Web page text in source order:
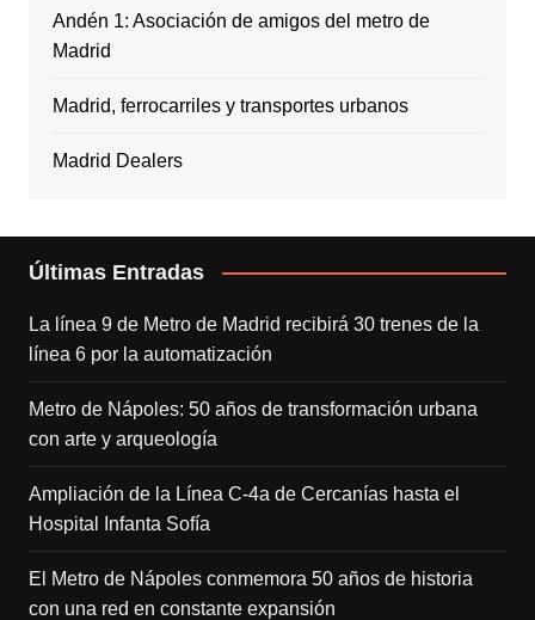
Andén 1: Asociación de amigos del metro de
Madrid
Madrid, ferrocarriles y transportes urbanos
Madrid Dealers
Últimas Entradas
La línea 9 de Metro de Madrid recibirá 30 trenes de la
línea 6 por la automatización
Metro de Nápoles: 50 años de transformación urbana
con arte y arqueología
Ampliación de la Línea C-4a de Cercanías hasta el
Hospital Infanta Sofía
El Metro de Nápoles conmemora 50 años de historia
con una red en constante expansión